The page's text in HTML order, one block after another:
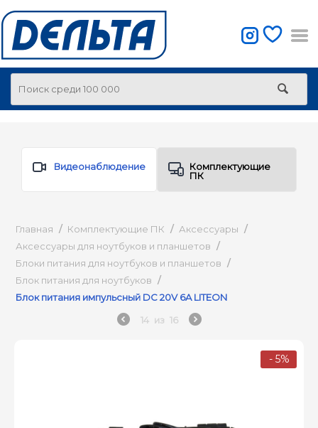
Видеонаблюдение
Комплектующие
ПК
Главная / Комплектующие ПК / Аксессуары /
Аксессуары для ноутбуков и планшетов /
Блоки питания для ноутбуков и планшетов /
Блок питания для ноутбуков /
Блок питания импульсный DC 20V 6A LITEON
14 из 16
- 5%